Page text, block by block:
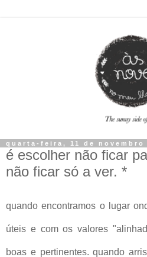
quarta-feira, 11 de novembro
é escolher não ficar
não ficar só a ver. *
quando encontramos o lugar
úteis e com os valores
boas e pertinentes. quando